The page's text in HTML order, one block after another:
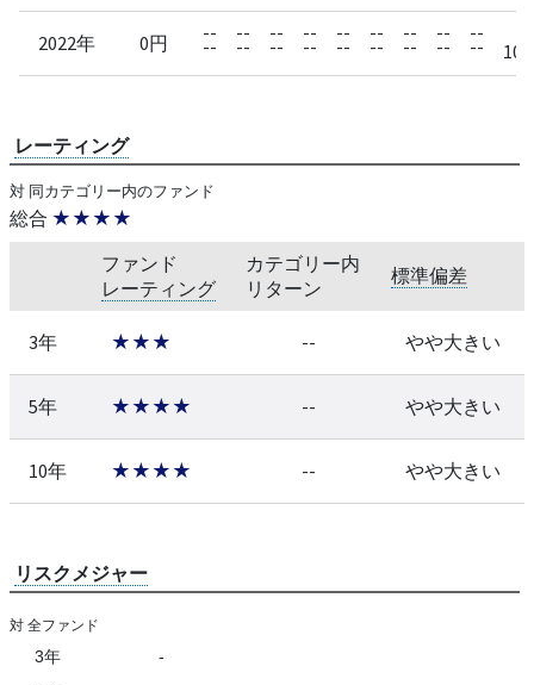
2022年 0円 --
--
--
--
--
--
--
--
--
--
--
--
--
--
--
--
--
--
10/
レーティング
対 同カテゴリー内のファンド
総合 ★★★★
ファンド
レーティング
カテゴリー内
リターン
標準偏差
3年 ★★★ -- やや大きい
5年 ★★★★ -- やや大きい
10年 ★★★★ -- やや大きい
リスクメジャー
対 全ファンド
3年 -